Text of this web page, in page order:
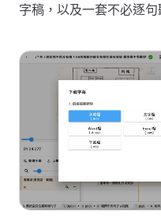
字稿，以及一套不必逐句